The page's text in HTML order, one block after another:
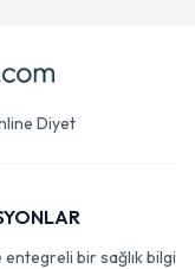
Diyet
entegreli bir sağlık bilgi